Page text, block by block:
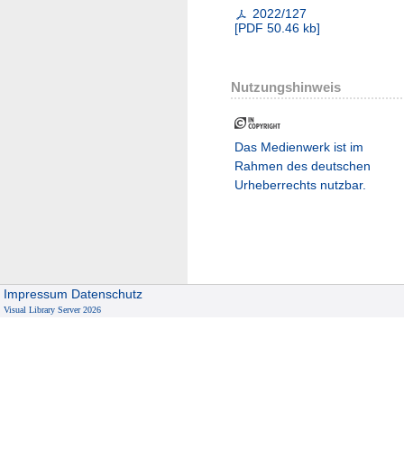
2022/127
[PDF 50.46 kb]
Nutzungshinweis
Das Medienwerk ist im
Rahmen des deutschen
Urheberrechts nutzbar.
Impressum Datenschutz
Visual Library Server 2026